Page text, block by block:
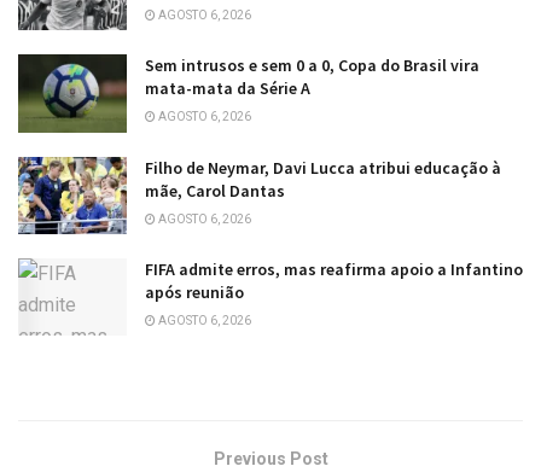
AGOSTO 6, 2026
Sem intrusos e sem 0 a 0, Copa do Brasil vira
mata-mata da Série A
AGOSTO 6, 2026
Filho de Neymar, Davi Lucca atribui educação à
mãe, Carol Dantas
AGOSTO 6, 2026
FIFA admite erros, mas reafirma apoio a Infantino
após reunião
AGOSTO 6, 2026
Previous Post